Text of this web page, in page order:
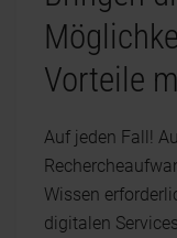
Vorteile
Auf jeden Fall!
Wissen
digitalen